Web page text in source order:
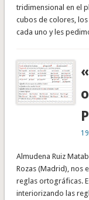
tridimensional en el
cubos de colores,
cada uno y les
Almudena Ruiz
Rozas (Madrid), nos
reglas ortográficas.
interiorizando las